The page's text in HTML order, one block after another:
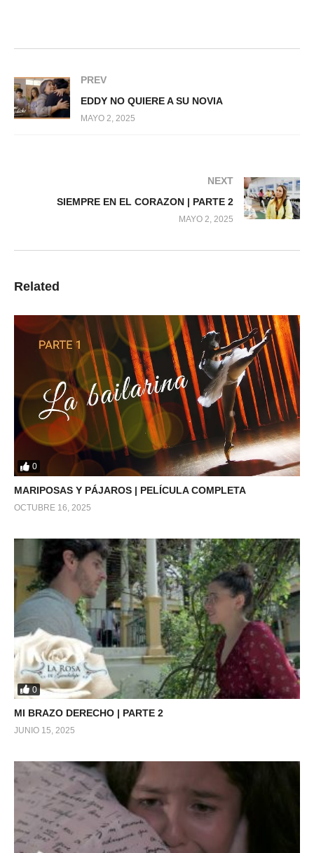
PREV
EDDY NO QUIERE A SU NOVIA
MAYO 2, 2025
NEXT
SIEMPRE EN EL CORAZON | PARTE 2
MAYO 2, 2025
Related
0
MARIPOSAS Y PÁJAROS | PELÍCULA COMPLETA
OCTUBRE 16, 2025
0
MI BRAZO DERECHO | PARTE 2
JUNIO 15, 2025